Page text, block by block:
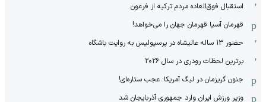
استقبال فوق‌‌العاده مردم ترکیه از فرعون
قهرمان آسیا قهرمان جهان را می‌خواهد!
حضور 13 ساله عالیشاه در پرسپولیس به روایت باشگاه
برترین لحظات رودری در سال 2026
جنون گریزمان در لیگ آمریکا: عجب ستاره‌ای!
وزیر ورزش ایران وارد جمهوری آذربایجان شد